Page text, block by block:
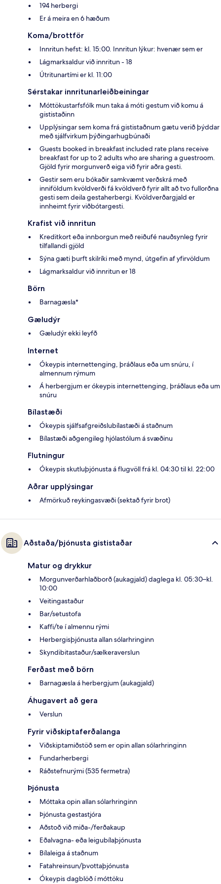
194 herbergi
Er á meira en 6 hæðum
Koma/brottför
Innritun hefst: kl. 15:00. Innritun lýkur: hvenær sem er
Lágmarksaldur við innritun - 18
Útritunartími er kl. 11:00
Sérstakar innritunarleiðbeiningar
Móttökustarfsfólk mun taka á móti gestum við komu á
gististaðinn
Upplýsingar sem koma frá gististaðnum gætu verið þýddar
með sjálfvirkum þýðingarhugbúnaði
Guests booked in breakfast included rate plans receive
breakfast for up to 2 adults who are sharing a guestroom.
Gjöld fyrir morgunverð eiga við fyrir aðra gesti.
Gestir sem eru bókaðir samkvæmt verðskrá með
inniföldum kvöldverði fá kvöldverð fyrir allt að tvo fullorðna
gesti sem deila gestaherbergi. Kvöldverðargjald er
innheimt fyrir viðbótargesti.
Krafist við innritun
Kreditkort eða innborgun með reiðufé nauðsynleg fyrir
tilfallandi gjöld
Sýna gæti þurft skilríki með mynd, útgefin af yfirvöldum
Lágmarksaldur við innritun er 18
Börn
Barnagæsla*
Gæludýr
Gæludýr ekki leyfð
Internet
Ókeypis internettenging, þráðlaus eða um snúru, í
almennum rýmum
Á herbergjum er ókeypis internettenging, þráðlaus eða um
snúru
Bílastæði
Ókeypis sjálfsafgreiðslubílastæði á staðnum
Bílastæði aðgengileg hjólastólum á svæðinu
Flutningur
Ókeypis skutluþjónusta á flugvöll frá kl. 04:30 til kl. 22:00
Aðrar upplýsingar
Afmörkuð reykingasvæði (sektað fyrir brot)
Aðstaða/þjónusta gististaðar
Matur og drykkur
Morgunverðarhlaðborð (aukagjald) daglega kl. 05:30–kl.
10:00
Veitingastaður
Bar/setustofa
Kaffi/te í almennu rými
Herbergisþjónusta allan sólarhringinn
Skyndibitastaður/sælkeraverslun
Ferðast með börn
Barnagæsla á herbergjum (aukagjald)
Áhugavert að gera
Verslun
Fyrir viðskiptaferðalanga
Viðskiptamiðstöð sem er opin allan sólarhringinn
Fundarherbergi
Ráðstefnurými (535 fermetra)
Þjónusta
Móttaka opin allan sólarhringinn
Þjónusta gestastjóra
Aðstoð við miða-/ferðakaup
Eðalvagna- eða leigubílaþjónusta
Bílaleiga á staðnum
Fatahreinsun/þvottaþjónusta
Ókeypis dagblöð í móttöku